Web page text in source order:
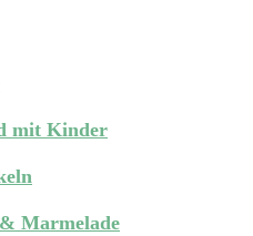
mit Kinder
Marmelade